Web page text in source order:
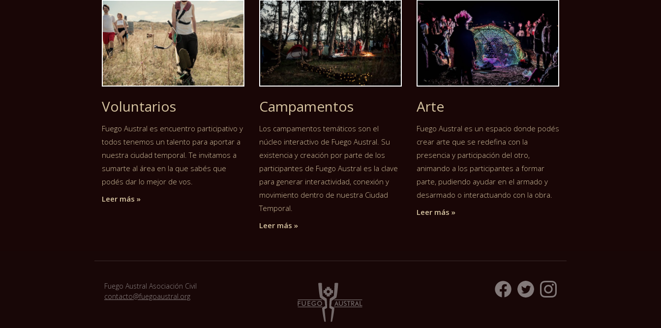
Voluntarios
Fuego Austral es encuentro participativo y
todos tenemos un talento para aportar a
nuestra ciudad temporal. Te invitamos a
sumarte al área en la que sabés que
podés dar lo mejor de vos.
Leer más »
Campamentos
Los campamentos temáticos son el
núcleo interactivo de Fuego Austral. Su
existencia y creación por parte de los
participantes de Fuego Austral es la clave
para generar interactividad, conexión y
movimiento dentro de nuestra Ciudad
Temporal.
Leer más »
Arte
Fuego Austral es un espacio donde podés
crear arte que se redefina con la
presencia y participación del otro,
animando a los participantes a formar
parte, pudiendo ayudar en el armado y
desarmado o interactuando con la obra.
Leer más »
Fuego Austral Asociación Civil
contacto@fuegoaustral.org